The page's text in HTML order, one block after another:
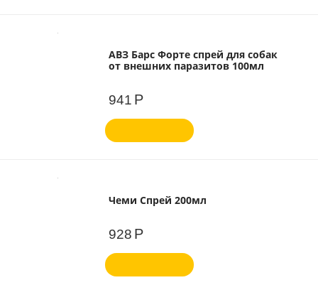
АВЗ Барс Форте спрей для собак
от внешних паразитов 100мл
941 Р
Чеми Спрей 200мл
928 Р